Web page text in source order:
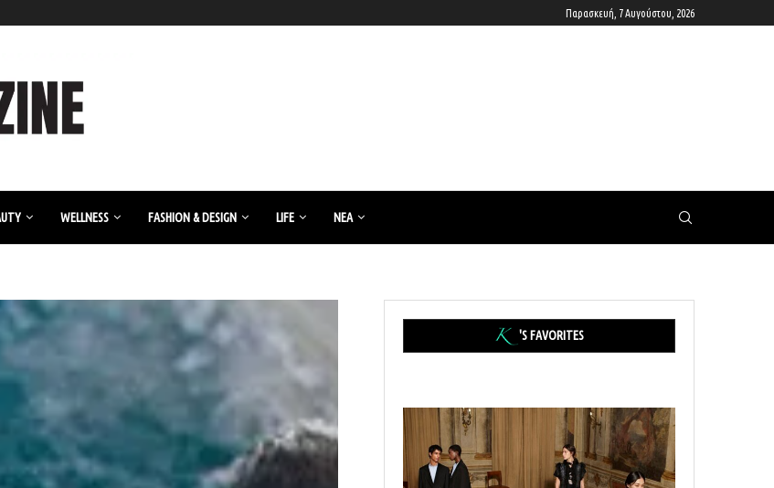
Παρασκευή, 7 Αυγούστου, 2026
WELLNESS FASHION & DESIGN LIFE ΝΈΑ
'S FAVORITES